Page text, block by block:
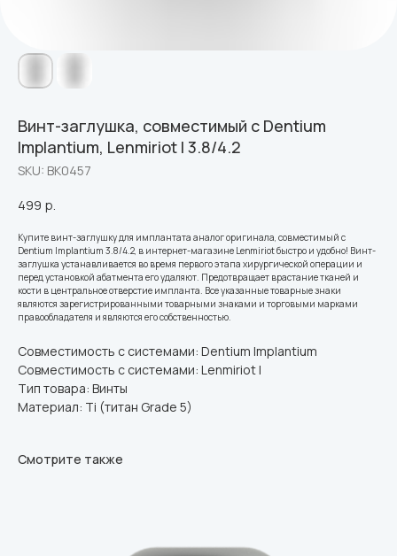
Винт-заглушка, совместимый с Dentium
Implantium, Lenmiriot I 3.8/4.2
SKU: ВК0457
499 р.
Купите винт-заглушку для имплантата аналог оригинала, совместимый с
Dentium Implantium 3.8/4.2, в интернет-магазине Lenmiriot быстро и удобно! Винт-
заглушка устанавливается во время первого этапа хирургической операции и
перед установкой абатмента его удаляют. Предотвращает врастание тканей и
кости в центральное отверстие импланта. Все указанные товарные знаки
являются зарегистрированными товарными знаками и торговыми марками
правообладателя и являются его собственностью.
Совместимость с системами: Dentium Implantium
Совместимость с системами: Lenmiriot I
Тип товара: Винты
Материал: Ti (титан Grade 5)
Смотрите также